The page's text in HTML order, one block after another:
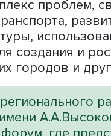
и
научную